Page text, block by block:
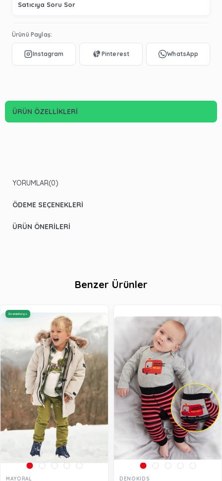
Satıcıya Soru Sor
Ürünü Paylaş:
ÜRÜN ÖZELLIKLERI
YORUMLAR(0)
ÖDEME SEÇENEKLERI
ÜRÜN ÖNERILERI
Benzer Ürünler
MAYORAL
Ücretsiz Kargo
DENOKİDS